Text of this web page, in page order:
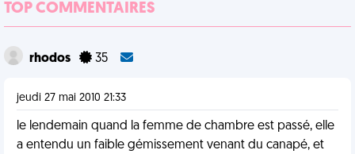
TOP COMMENTAIRES
rhodos 35
jeudi 27 mai 2010 21:33
le lendemain quand la femme de chambre est passé, elle
a entendu un faible gémissement venant du canapé, et